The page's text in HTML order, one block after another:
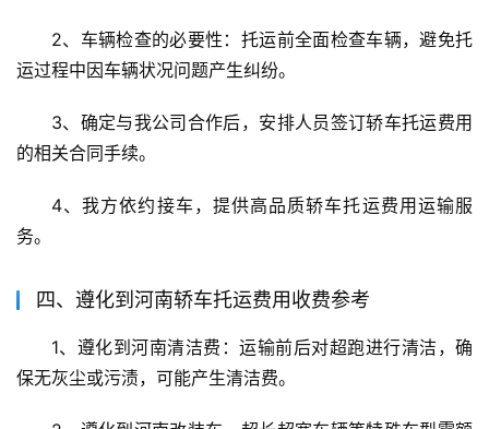
2、车辆检查的必要性：托运前全面检查车辆，避免托
运过程中因车辆状况问题产生纠纷。
3、确定与我公司合作后，安排人员签订轿车托运费用
的相关合同手续。
4、我方依约接车，提供高品质轿车托运费用运输服
务。
四、遵化到河南轿车托运费用收费参考
1、遵化到河南清洁费：运输前后对超跑进行清洁，确
保无灰尘或污渍，可能产生清洁费。